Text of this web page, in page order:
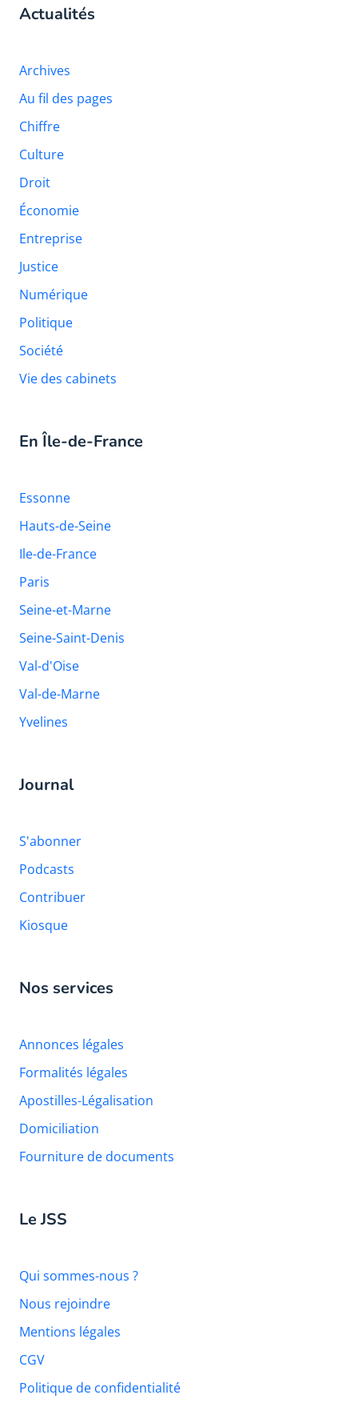
Actualités
Archives
Au fil des pages
Chiffre
Culture
Droit
Économie
Entreprise
Justice
Numérique
Politique
Société
Vie des cabinets
En Île-de-France
Essonne
Hauts-de-Seine
Ile-de-France
Paris
Seine-et-Marne
Seine-Saint-Denis
Val-d'Oise
Val-de-Marne
Yvelines
Journal
S'abonner
Podcasts
Contribuer
Kiosque
Nos services
Annonces légales
Formalités légales
Apostilles-Légalisation
Domiciliation
Fourniture de documents
Le JSS
Qui sommes-nous ?
Nous rejoindre
Mentions légales
CGV
Politique de confidentialité